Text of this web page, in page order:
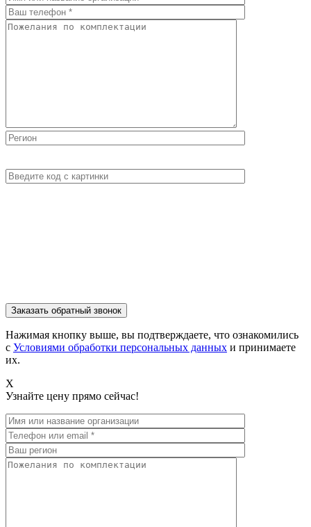
Нажимая кнопку выше, вы подтверждаете, что ознакомились
с Условиями обработки персональных данных и принимаете
их.
X
Узнайте цену прямо сейчас!